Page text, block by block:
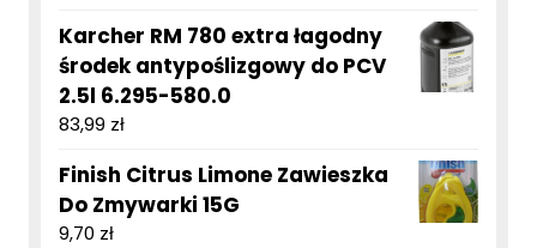
Karcher RM 780 extra łagodny
środek antypoślizgowy do PCV
2.5l 6.295-580.0
83,99 zł
Finish Citrus Limone Zawieszka
Do Zmywarki 15G
9,70 zł